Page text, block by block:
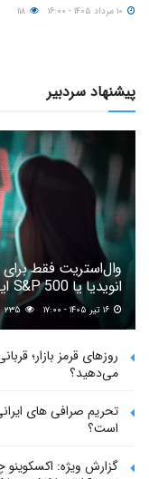
پیشنهاد سردبیر
وال‌استریت فقط
انویدیا یا S&P 500 این راهنما را بخوانید
۲۳۵
روزهای قرمز بازار؛
می‌دهید؟
تحریم صرافی های
است؟
گزارش ویژه: اکسکوینو